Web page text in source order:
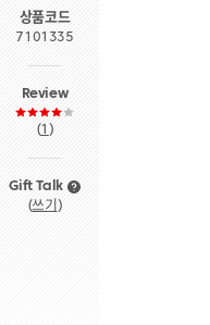
상품코드
7101335
Review
(1 )
Gift Talk
(쓰기 )